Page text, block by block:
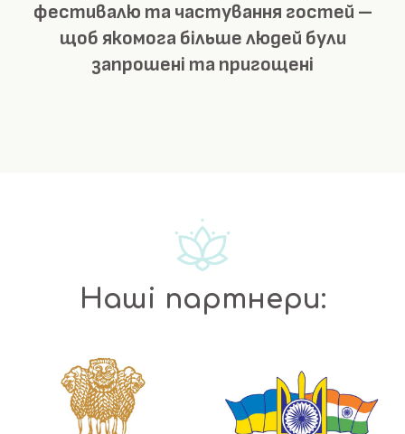
фестивалю та частування гостей –
щоб якомога більше людей були
запрошені та пригощені
Наші партнери: